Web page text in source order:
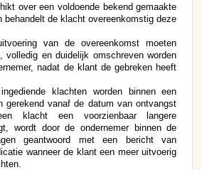
over een voldoende bekend gemaakte
behandelt de klacht overeenkomstig deze
van de overeenkomst moeten
volledig en duidelijk omschreven worden
nadat de klant de gebreken heeft
klachten worden binnen een
gerekend vanaf de datum van ontvangst
klacht een voorzienbaar langere
wordt door de ondernemer binnen de
geantwoord met een bericht van
wanneer de klant een meer uitvoerig